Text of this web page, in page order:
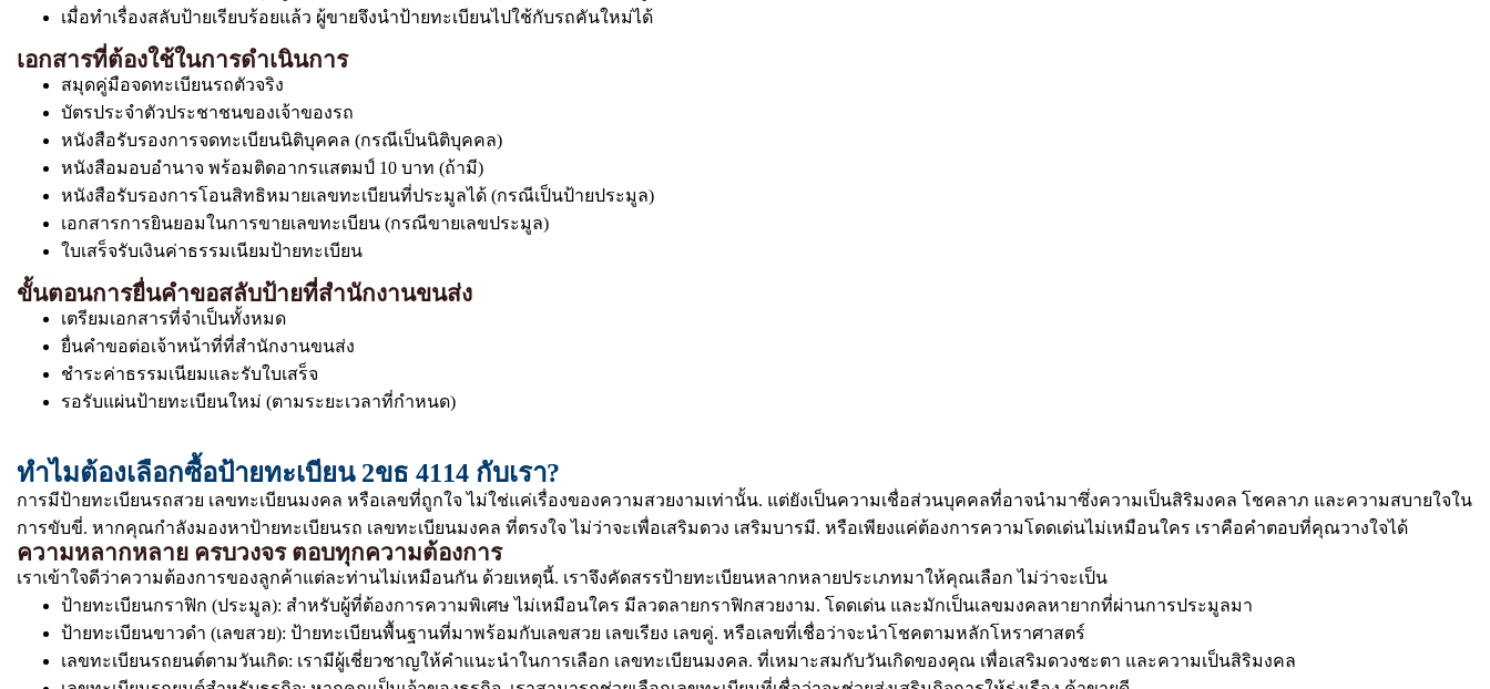
เมื่อทำเรื่องสลับป้ายเรียบร้อยแล้ว ผู้ขายจึงนำป้ายทะเบียนไปใช้กับรถคันใหม่ได้
เอกสารที่ต้องใช้ในการดำเนินการ
สมุดคู่มือจดทะเบียนรถตัวจริง
บัตรประจำตัวประชาชนของเจ้าของรถ
หนังสือรับรองการจดทะเบียนนิติบุคคล (กรณีเป็นนิติบุคคล)
หนังสือมอบอำนาจ พร้อมติดอากรแสตมป์ 10 บาท (ถ้ามี)
หนังสือรับรองการโอนสิทธิหมายเลขทะเบียนที่ประมูลได้ (กรณีเป็นป้ายประมูล)
เอกสารการยินยอมในการขายเลขทะเบียน (กรณีขายเลขประมูล)
ใบเสร็จรับเงินค่าธรรมเนียมป้ายทะเบียน
ขั้นตอนการยื่นคำขอสลับป้ายที่สำนักงานขนส่ง
เตรียมเอกสารที่จำเป็นทั้งหมด
ยื่นคำขอต่อเจ้าหน้าที่ที่สำนักงานขนส่ง
ชำระค่าธรรมเนียมและรับใบเสร็จ
รอรับแผ่นป้ายทะเบียนใหม่ (ตามระยะเวลาที่กำหนด)
ทำไมต้องเลือกซื้อป้ายทะเบียน 2ขธ 4114 กับเรา?
การมีป้ายทะเบียนรถสวย เลขทะเบียนมงคล หรือเลขที่ถูกใจ ไม่ใช่แค่เรื่องของความสวยงามเท่านั้น. แต่ยังเป็นความเชื่อส่วนบุคคลที่อาจนำมาซึ่งความเป็นสิริมงคล โชคลาภ และความสบายใจใน
การขับขี่. หากคุณกำลังมองหาป้ายทะเบียนรถ เลขทะเบียนมงคล ที่ตรงใจ ไม่ว่าจะเพื่อเสริมดวง เสริมบารมี. หรือเพียงแค่ต้องการความโดดเด่นไม่เหมือนใคร เราคือคำตอบที่คุณวางใจได้
ความหลากหลาย ครบวงจร ตอบทุกความต้องการ
เราเข้าใจดีว่าความต้องการของลูกค้าแต่ละท่านไม่เหมือนกัน ด้วยเหตุนี้. เราจึงคัดสรรป้ายทะเบียนหลากหลายประเภทมาให้คุณเลือก ไม่ว่าจะเป็น
ป้ายทะเบียนกราฟิก (ประมูล): สำหรับผู้ที่ต้องการความพิเศษ ไม่เหมือนใคร มีลวดลายกราฟิกสวยงาม. โดดเด่น และมักเป็นเลขมงคลหายากที่ผ่านการประมูลมา
ป้ายทะเบียนขาวดำ (เลขสวย): ป้ายทะเบียนพื้นฐานที่มาพร้อมกับเลขสวย เลขเรียง เลขคู่. หรือเลขที่เชื่อว่าจะนำโชคตามหลักโหราศาสตร์
เลขทะเบียนรถยนต์ตามวันเกิด: เรามีผู้เชี่ยวชาญให้คำแนะนำในการเลือก เลขทะเบียนมงคล. ที่เหมาะสมกับวันเกิดของคุณ เพื่อเสริมดวงชะตา และความเป็นสิริมงคล